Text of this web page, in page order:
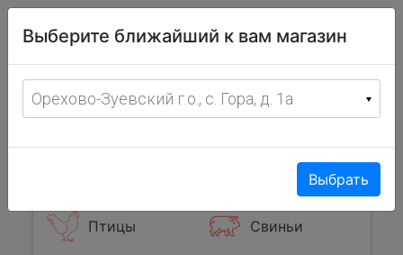
фермерских
товаров
с 8:00 до 19:00 ежедневно
Птицы Свиньи
Выберите ближайший к вам магазин
Орехово-Зуевский г.о., с. Гора, д. 1а
Выбрать